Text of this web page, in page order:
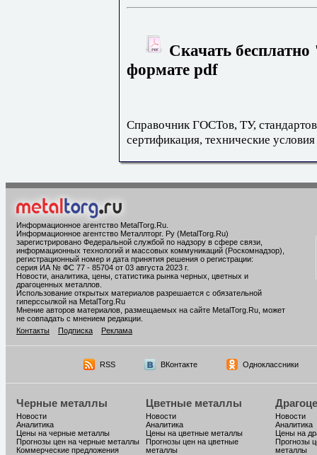
Скачать
формате pdf
Справочник ГОСТов, ТУ,
сертификация, технические условия
Информационное агентство MetalTorg.Ru
Информационное агентство Металлторг. Ру (MetalTorg.Ru)
зарегистрировано Федеральной службой по надзору в сфере связи,
информационных технологий и массовых коммуникаций (Роскомнадзор),
регистрационный номер и дата принятия решения о регистрации:
серия ИА № ФС 77 - 85704 от 03 августа 2023 г.
Новости, аналитика, цены, статистика рынка черных, цветных и
драгоценных металлов.
Использование открытых материалов разрешается с обязательной
гиперссылкой на MetalTorg.Ru
Мнение авторов материалов, размещаемых на сайте MetalTorg.Ru, может
не совпадать с мнением редакции.
Контакты
Подписка Реклама
RSS ВКонтакте Одноклассники
Черные металлы
Новости
Аналитика
Цены на черные металлы
Прогнозы цен на черные металлы
Коммерческие предложения
Цветные металлы
Новости
Аналитика
Цены на цветные металлы
Прогнозы цен на цветные
металлы
Новости
Аналитика
Цены на
Прогнозы
металлы